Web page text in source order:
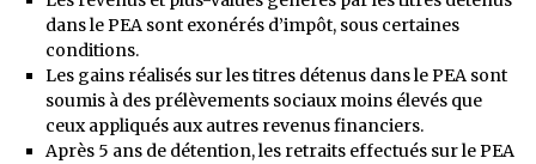
dans le PEA sont exonérés d’impôt, sous certaines
conditions.
Les gains réalisés sur les titres détenus dans le PEA sont
soumis à des prélèvements sociaux moins élevés que
ceux appliqués aux autres revenus financiers.
Après 5 ans de détention, les retraits effectués sur le PEA